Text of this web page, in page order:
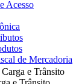
Acesso
de Mercadoria
e Trânsito